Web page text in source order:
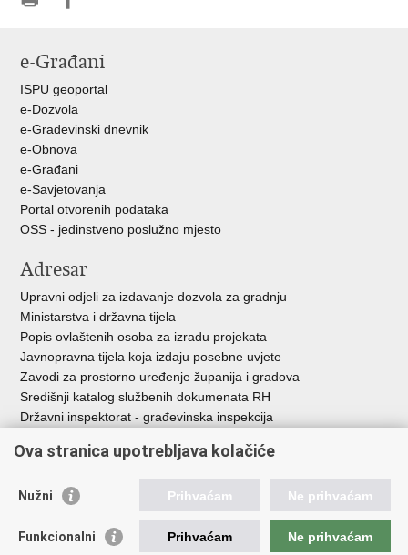
FacebookuTwitteru
e-Građani
ISPU geoportal
e-Dozvola
e-Građevinski dnevnik
e-Obnova
e-Građani
e-Savjetovanja
Portal otvorenih podataka
OSS - jedinstveno poslužno mjesto
Adresar
Upravni odjeli za izdavanje dozvola za gradnju
Ministarstva i državna tijela
Popis ovlaštenih osoba za izradu projekata
Javnopravna tijela koja izdaju posebne uvjete
Zavodi za prostorno uređenje županija i gradova
Središnji katalog službenih dokumenata RH
Državni inspektorat - građevinska inspekcija
Vlada Republike Hrvatske
Zavod za prostorni razvoj
Agencija za pravni promet i posredovanje nekretninama
Ova stranica upotrebljava kolačiće
Nužni Prihvaćam Ne prihvaćam
Funkcionalni Prihvaćam Ne prihvaćam